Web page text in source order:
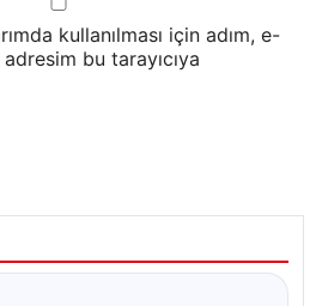
kullanılması için adım, e-
bu tarayıcıya